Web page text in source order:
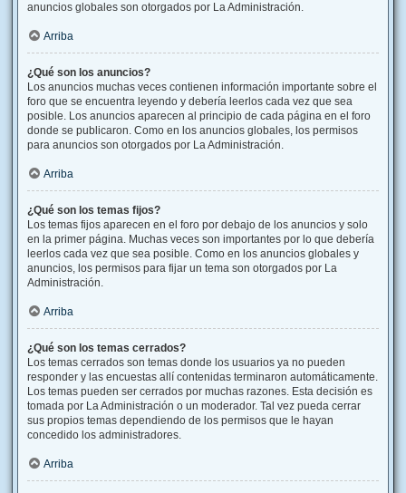
anuncios globales son otorgados por La Administración.
Arriba
¿Qué son los anuncios?
Los anuncios muchas veces contienen información importante sobre el
foro que se encuentra leyendo y debería leerlos cada vez que sea
posible. Los anuncios aparecen al principio de cada página en el foro
donde se publicaron. Como en los anuncios globales, los permisos
para anuncios son otorgados por La Administración.
Arriba
¿Qué son los temas fijos?
Los temas fijos aparecen en el foro por debajo de los anuncios y solo
en la primer página. Muchas veces son importantes por lo que debería
leerlos cada vez que sea posible. Como en los anuncios globales y
anuncios, los permisos para fijar un tema son otorgados por La
Administración.
Arriba
¿Qué son los temas cerrados?
Los temas cerrados son temas donde los usuarios ya no pueden
responder y las encuestas allí contenidas terminaron automáticamente.
Los temas pueden ser cerrados por muchas razones. Esta decisión es
tomada por La Administración o un moderador. Tal vez pueda cerrar
sus propios temas dependiendo de los permisos que le hayan
concedido los administradores.
Arriba